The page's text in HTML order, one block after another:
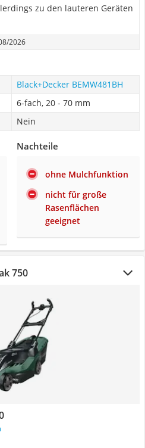
zu den lauteren Geräten
2026
Black+Decker BEMW481BH
6-fach, 20 - 70 mm
Nein
Nachteile
ohne Mulchfunktion
nicht für große
Rasenflächen
geeignet
750